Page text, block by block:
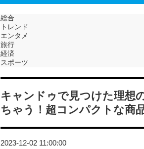
総合
トレンド
エンタメ
旅行
経済
スポーツ
キャンドゥで見つけた理想
ちゃう！超コンパクトな商
2023-12-02 11:00:00